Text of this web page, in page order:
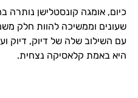
כיום, אומגה קונסטלישן נותרה
שעונים וממשיכה להוות חלק
עם השילוב שלה של דיוק, דיוק
היא באמת קלאסיקה נצחית.